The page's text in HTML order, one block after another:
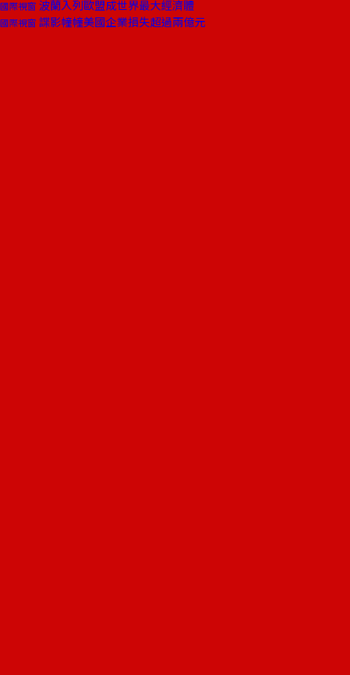
國際視窗 波蘭入列歐盟成世界最大經濟體
國際視窗 諜影幢幢美國企業損失超過兩億元